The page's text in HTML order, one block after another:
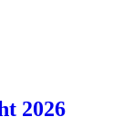
2026